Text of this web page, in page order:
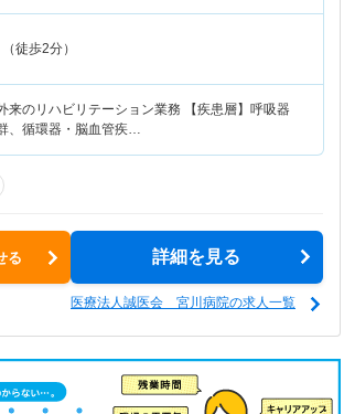
徒歩2分）
来のリハビリテーション業務 【疾患層】呼吸器
、循環器・脳血管疾…
る 詳細を見る
医療法人誠医会 宮川病院の求人一覧